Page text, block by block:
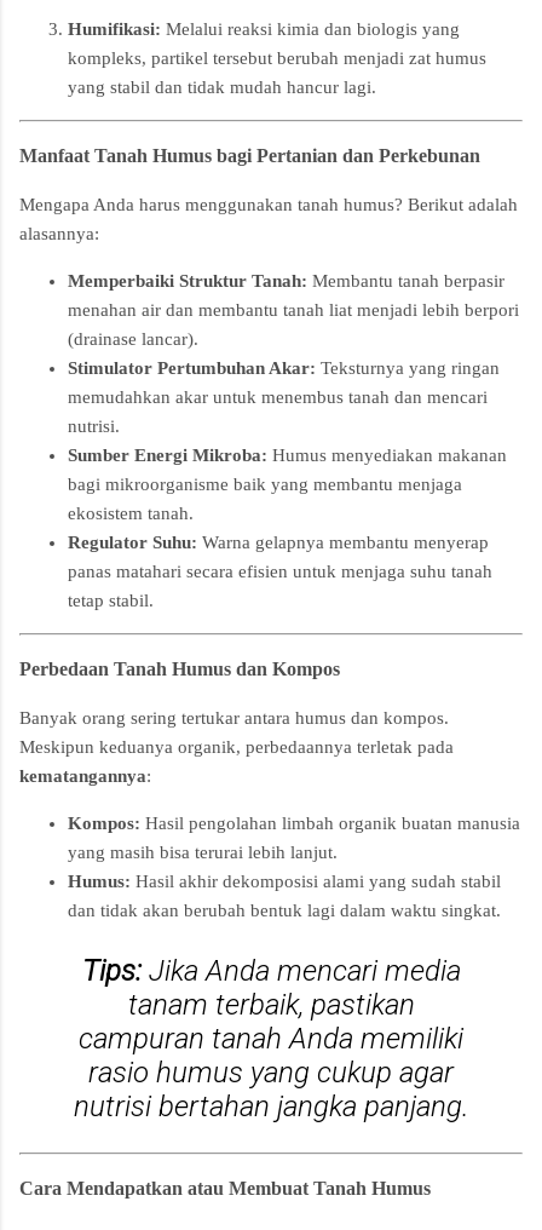
Humifikasi: Melalui reaksi kimia dan biologis yang
kompleks, partikel tersebut berubah menjadi zat humus
yang stabil dan tidak mudah hancur lagi.
Manfaat Tanah Humus bagi Pertanian dan Perkebunan
Mengapa Anda harus menggunakan tanah humus? Berikut adalah
alasannya:
Memperbaiki Struktur Tanah: Membantu tanah berpasir
menahan air dan membantu tanah liat menjadi lebih berpori
(drainase lancar).
Stimulator Pertumbuhan Akar: Teksturnya yang ringan
memudahkan akar untuk menembus tanah dan mencari
nutrisi.
Sumber Energi Mikroba: Humus menyediakan makanan
bagi mikroorganisme baik yang membantu menjaga
ekosistem tanah.
Regulator Suhu: Warna gelapnya membantu menyerap
panas matahari secara efisien untuk menjaga suhu tanah
tetap stabil.
Perbedaan Tanah Humus dan Kompos
Banyak orang sering tertukar antara humus dan kompos.
Meskipun keduanya organik, perbedaannya terletak pada
kematangannya:
Kompos: Hasil pengolahan limbah organik buatan manusia
yang masih bisa terurai lebih lanjut.
Humus: Hasil akhir dekomposisi alami yang sudah stabil
dan tidak akan berubah bentuk lagi dalam waktu singkat.
Tips:Jika Anda mencari media
tanam terbaik, pastikan
campuran tanah Anda memiliki
rasio humus yang cukup agar
nutrisi bertahan jangka panjang.
Cara Mendapatkan atau Membuat Tanah Humus